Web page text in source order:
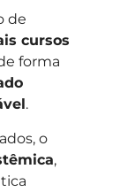
de
cursos
forma
.
o
,